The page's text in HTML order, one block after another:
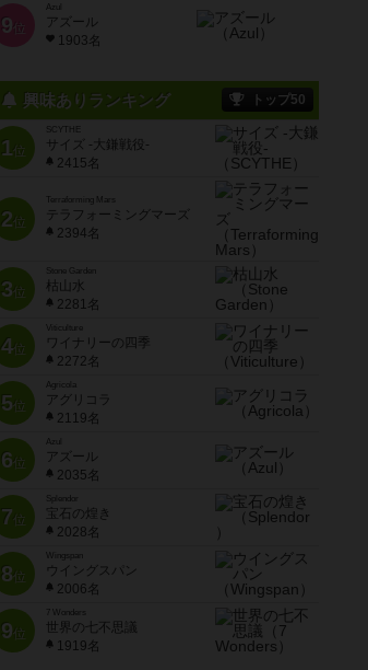
9 位
Azul
アズール
1903名
興味ありランキング トップ50
1位
SCYTHE
サイズ -大鎌戦役-
2415名
2位
Terraforming Mars
テラフォーミングマーズ
2394名
3位
Stone Garden
枯山水
2281名
4位
Viticulture
ワイナリーの四季
2272名
5位
Agricola
アグリコラ
2119名
6位
Azul
アズール
2035名
7位
宝石の煌き
2028名
8位
Wingspan
ウイングスパン
2006名
9位
7 Wonders
世界の七不思議
1919名